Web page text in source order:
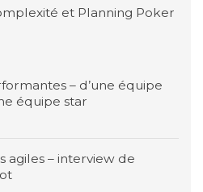
et Planning Poker
– d’une équipe
équipe star
agiles – interview de